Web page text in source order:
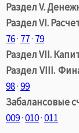
Раздел V.
Раздел VI.
76· 77· 79
Раздел VII.
Раздел VIII.
98·99
Забалансовые
009·010·011